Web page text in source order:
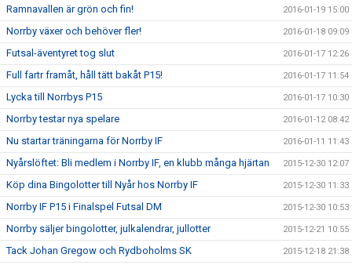
Ramnavallen är grön och fin! 2016-01-19 15:00
Norrby växer och behöver fler! 2016-01-18 09:09
Futsal-äventyret tog slut 2016-01-17 12:26
Full fartr framåt, håll tätt bakåt P15! 2016-01-17 11:54
Lycka till Norrbys P15 2016-01-17 10:30
Norrby testar nya spelare 2016-01-12 08:42
Nu startar träningarna för Norrby IF 2016-01-11 11:43
Nyårslöftet: Bli medlem i Norrby IF, en klubb många hjärtan 2015-12-30 12:07
Köp dina Bingolotter till Nyår hos Norrby IF 2015-12-30 11:33
Norrby IF P15 i Finalspel Futsal DM 2015-12-30 10:53
Norrby säljer bingolotter, julkalendrar, jullotter 2015-12-21 10:55
Tack Johan Gregow och Rydboholms SK 2015-12-18 21:38